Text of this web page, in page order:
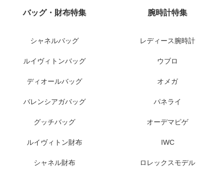
バッグ・財布特集
シャネルバッグ
ルイヴィトンバッグ
ディオールバッグ
バレンシアガバッグ
グッチバッグ
ルイヴィトン財布
シャネル財布
腕時計特集
レディース腕時計
ウブロ
オメガ
パネライ
オーデマピゲ
IWC
ロレックスモデル